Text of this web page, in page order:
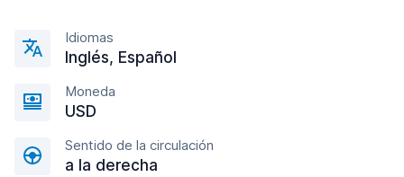
Idiomas
Inglés, Español
Moneda
USD
Sentido de la circulación
a la derecha